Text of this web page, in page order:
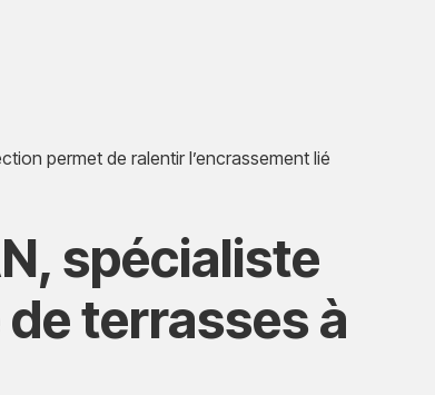
permet de ralentir l’encrassement lié
spécialiste
terrasses à